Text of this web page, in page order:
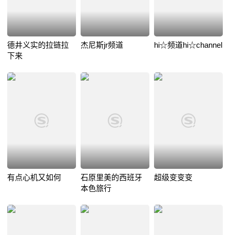
德井义实的拉链拉
下来
杰尼斯jr频道 hi☆频道hi☆channel
有点心机又如何
石原里美的西班牙
本色旅行
超级变变变